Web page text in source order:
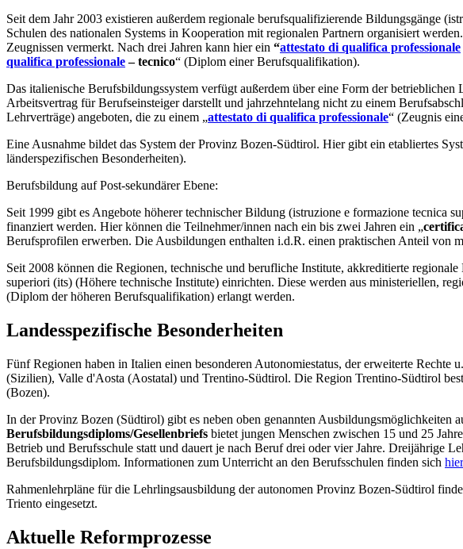
Seit dem Jahr 2003 existieren außerdem regionale berufsqualifizierende Bildungsgänge
Schulen des nationalen Systems in Kooperation mit regionalen Partnern organisiert
Zeugnissen vermerkt. Nach drei Jahren kann hier ein “attestato di qualifica professionale
qualifica professionale– tecnico“ (Diplom einer Berufsqualifikation).
Das italienische Berufsbildungssystem verfügt außerdem über eine Form der
Arbeitsvertrag für Berufseinsteiger darstellt und jahrzehntelang nicht zu einem
Lehrverträge) angeboten, die zu einem „attestato di qualifica professionale“ (Zeugnis
Eine Ausnahme bildet das System der Provinz Bozen-Südtirol. Hier gibt ein etabliertes
länderspezifischen Besonderheiten).
Berufsbildung auf Post-sekundärer Ebene:
Seit 1999 gibt es Angebote höherer technischer Bildung (istruzione e formazione tecnica
finanziert werden. Hier können die Teilnehmer/innen nach ein bis zwei Jahren ein „
Berufsprofilen erwerben. Die Ausbildungen enthalten i.d.R. einen praktischen Anteil von
Seit 2008 können die Regionen, technische und berufliche Institute, akkreditierte
superiori (its) (Höhere technische Institute) einrichten. Diese werden aus ministeriellen,
(Diplom der höheren Berufsqualifikation) erlangt werden.
Landesspezifische Besonderheiten
Fünf Regionen haben in Italien einen besonderen Autonomiestatus, der erweiterte
(Sizilien), Valle d'Aosta (Aostatal) und Trentino-Südtirol. Die Region Trentino-Südtirol
(Bozen).
In der Provinz Bozen (Südtirol) gibt es neben oben genannten
Berufsbildungsdiploms/Gesellenbriefs bietet jungen Menschen zwischen 15 und 25
Betrieb und Berufsschule statt und dauert je nach Beruf drei oder vier Jahre. Dreijährige
Berufsbildungsdiplom. Informationen zum Unterricht an den Berufsschulen finden sich hier
Rahmenlehrpläne für die Lehrlingsausbildung der autonomen Provinz Bozen-Südtirol
Triento eingesetzt.
Aktuelle Reformprozesse